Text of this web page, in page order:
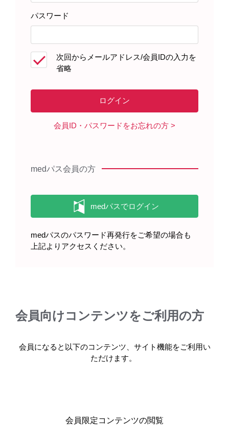
患者さんサポート資材
製品に関する資料
グラフを服用（使用）されている
重症筋無力症患者のみなさま プロ
グラフを服用（使用）されている
方へ（2025年5月）
される患者のみなさまへ（2025年
5月）
方へ（2025年5月）
パスワード
次回からメールアドレス/会員IDの入力を
省略
会員ID・パスワードをお忘れの方
medパス会員の方
medパスのパスワード再発行をご希望の場合も
上記よりアクセスください。
会員向けコンテンツをご利用の方
会員になると以下のコンテンツ、サイト機能をご利用い
ただけます。
会員限定コンテンツの閲覧